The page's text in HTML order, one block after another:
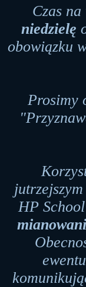
Czas
niedzielę
obowiązku
Prosimy
HP